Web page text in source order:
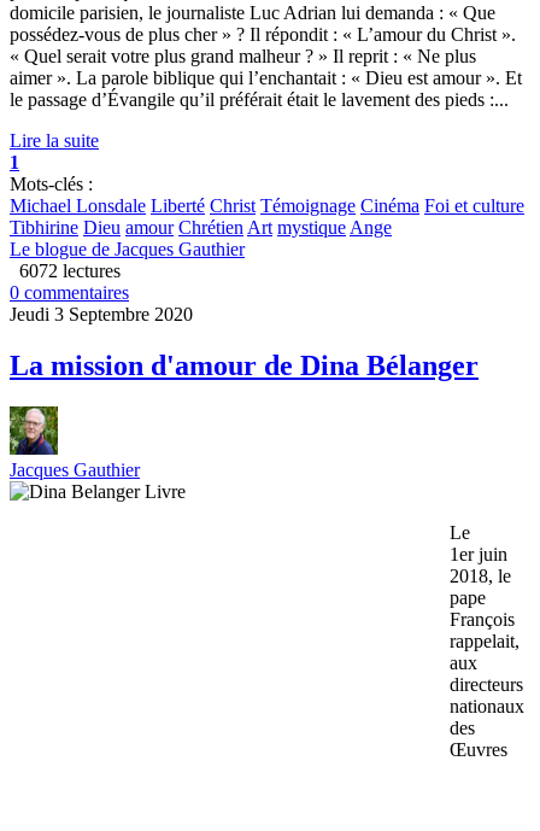
domicile parisien, le journaliste Luc Adrian lui demanda : « Que
possédez-vous de plus cher » ? Il répondit : « L’amour du Christ ».
« Quel serait votre plus grand malheur ? » Il reprit : « Ne plus
aimer ». La parole biblique qui l’enchantait : « Dieu est amour ». Et
le passage d’Évangile qu’il préférait était le lavement des pieds :...
Lire la suite
1
Mots-clés :
Michael Lonsdale Liberté Christ Témoignage Cinéma Foi et culture
Tibhirine Dieu amour Chrétien Art mystique Ange
Le blogue de Jacques Gauthier
6072 lectures
0 commentaires
Jeudi 3 Septembre 2020
La mission d'amour de Dina Bélanger
Jacques Gauthier
Le
1er juin
2018, le
pape
François
rappelait,
aux
directeurs
nationaux
des
Œuvres